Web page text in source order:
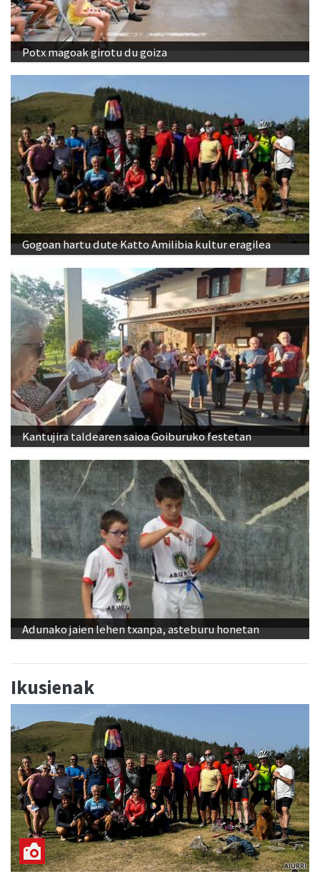
Potx magoak girotu du goiza
Gogoan hartu dute Katto Amilibia kultur eragilea
Kantujira taldearen saioa Goiburuko festetan
Adunako jaien lehen txanpa, asteburu honetan
Ikusienak